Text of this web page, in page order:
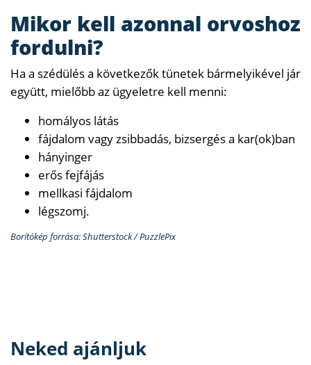
Mikor kell azonnal orvoshoz
fordulni?
Ha a szédülés a következők tünetek bármelyikével jár
együtt, mielőbb az ügyeletre kell menni:
homályos látás
fájdalom vagy zsibbadás, bizsergés a kar(ok)ban
hányinger
erős fejfájás
mellkasi fájdalom
légszomj.
Borítókép forrása: Shutterstock / PuzzlePix
Neked ajánljuk